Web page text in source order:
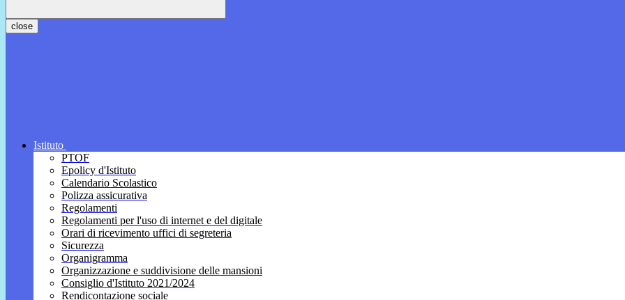
close
Istituto
PTOF
Epolicy d'Istituto
Calendario Scolastico
Polizza assicurativa
Regolamenti
Regolamenti per l'uso di internet e del digitale
Orari di ricevimento uffici di segreteria
Sicurezza
Organigramma
Organizzazione e suddivisione delle mansioni
Consiglio d'Istituto 2021/2024
Rendicontazione sociale